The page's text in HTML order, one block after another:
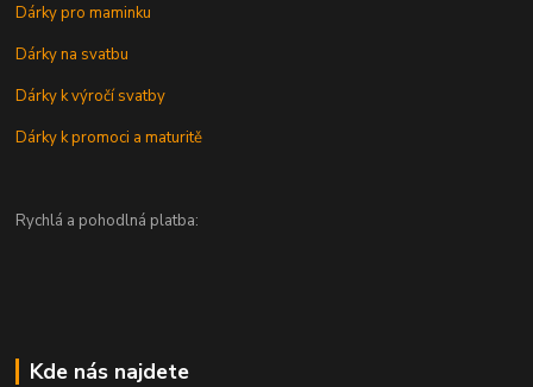
Dárky pro maminku
Dárky na svatbu
Dárky k výročí svatby
Dárky k promoci a maturitě
Rychlá a pohodlná platba:
Kde nás najdete